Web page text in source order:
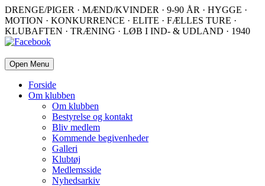
DRENGE/PIGER · MÆND/KVINDER · 9-90 ÅR · HYGGE ·
MOTION · KONKURRENCE · ELITE · FÆLLES TURE ·
KLUBAFTEN · TRÆNING · LØB I IND- & UDLAND · 1940
Open Menu
Forside
Om klubben
Om klubben
Bestyrelse og kontakt
Bliv medlem
Kommende begivenheder
Galleri
Klubtøj
Medlemsside
Nyhedsarkiv